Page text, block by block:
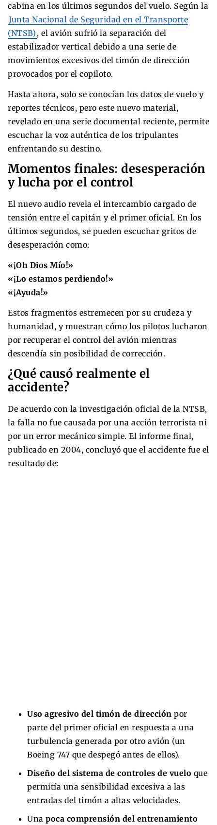
cabina en los últimos segundos del vuelo. Según la
Junta Nacional de Seguridad en el Transporte
(NTSB) , el avión sufrió la separación del
estabilizador vertical debido a una serie de
movimientos excesivos del timón de dirección
provocados por el copiloto.
Hasta ahora, solo se conocían los datos de vuelo y
reportes técnicos, pero este nuevo material,
revelado en una serie documental reciente, permite
escuchar la voz auténtica de los tripulantes
enfrentando su destino.
Momentos finales: desesperación
y lucha por el control
El nuevo audio revela el intercambio cargado de
tensión entre el capitán y el primer oficial. En los
últimos segundos, se pueden escuchar gritos de
desesperación como:
«¡Oh Dios Mío!»
«¡Lo estamos perdiendo!»
«¡Ayuda!»
Estos fragmentos estremecen por su crudeza y
humanidad, y muestran cómo los pilotos lucharon
por recuperar el control del avión mientras
descendía sin posibilidad de corrección.
¿Qué causó realmente el
accidente?
De acuerdo con la investigación oficial de la NTSB,
la falla no fue causada por una acción terrorista ni
por un error mecánico simple. El informe final,
publicado en 2004, concluyó que el accidente fue el
resultado de:
Uso agresivo del timón de dirección por
parte del primer oficial en respuesta a una
turbulencia generada por otro avión (un
Boeing 747 que despegó antes de ellos).
Diseño del sistema de controles de vuelo que
permitía una sensibilidad excesiva a las
entradas del timón a altas velocidades.
Una poca comprensión del entrenamiento